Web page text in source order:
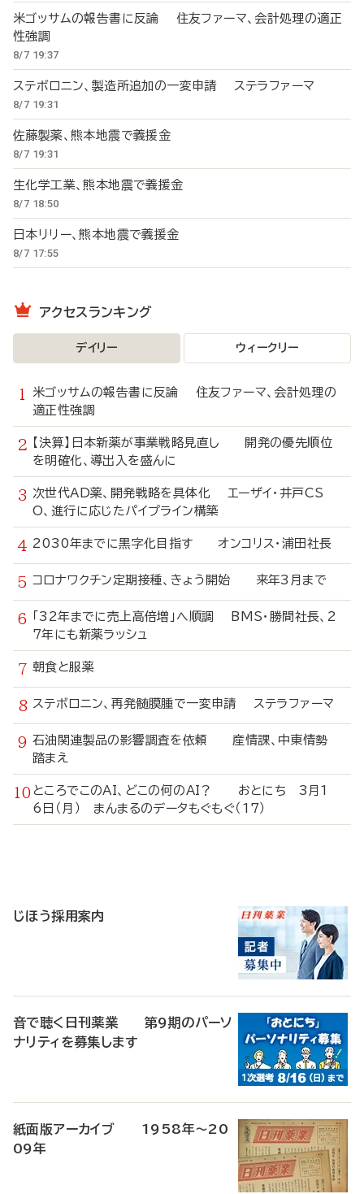
米ゴッサムの報告書に反論 住友ファーマ、会計処理の適正
性強調
8/7 19:37
ステボロニン、製造所追加の一変申請 ステラファーマ
8/7 19:31
佐藤製薬、熊本地震で義援金
8/7 19:31
生化学工業、熊本地震で義援金
8/7 18:50
日本リリー、熊本地震で義援金
8/7 17:55
アクセスランキング
デイリー ウィークリー
米ゴッサムの報告書に反論 住友ファーマ、会計処理の
適正性強調
【決算】日本新薬が事業戦略見直し 開発の優先順位
を明確化、導出入を盛んに
次世代AD薬、開発戦略を具体化 エーザイ・井戸CS
O、進行に応じたパイプライン構築
2030年までに黒字化目指す オンコリス・浦田社長
コロナワクチン定期接種、きょう開始 来年3月まで
「32年までに売上高倍増」へ順調 BMS・勝間社長、2
7年にも新薬ラッシュ
朝食と服薬
ステボロニン、再発髄膜腫で一変申請 ステラファーマ
石油関連製品の影響調査を依頼 産情課、中東情勢
踏まえ
ところでこのAI、どこの何のAI？ おとにち 3月1
6日（月） まんまるのデータもぐもぐ（17）
じほう採用案内
音で聴く日刊薬業 第9期のパーソ
ナリティを募集します
紙面版アーカイブ 1958年～20
09年